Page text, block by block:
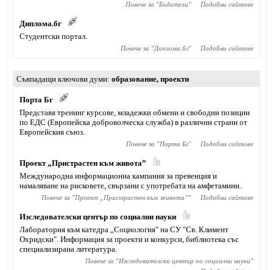
Повече за "Бъдители" Подобни сайтове
Диплома.бг
Студентски портал.
Повече за "Диплома.бг" Подобни сайтове
Съвпадащи ключови думи образование, проекти
Порта Бг
Представя тренинг курсове, младежки обмени и свободни позиции
по ЕДС (Европейска доброволческа служба) в различни страни от
Европейския съюз.
Повече за "Порта Бг" Подобни сайтове
Проект „Пристрастен към живота”
Международна информационна кампания за превенция и
намаляване на рисковете, свързани с употребата на амфетамини.
Повече за "Проект „Пристрастен към живота”" Подобни сайтове
Изследователски център по социални науки
Лаборатория към катедра „Социология" на СУ "Св. Климент
Охридски". Информация за проекти и конкурси, библиотека със
специализирана литература.
Повече за "Изследователски център по социални науки"